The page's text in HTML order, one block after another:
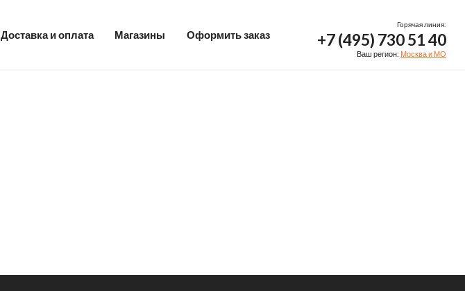
Горячая линия:
+7 (495) 730 51 40
Ваш регион: Москва и МО
Доставка и оплата Магазины Оформить заказ